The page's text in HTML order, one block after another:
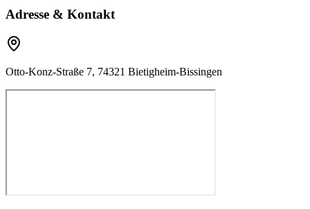
Adresse & Kontakt
Otto-Konz-Straße 7, 74321 Bietigheim-Bissingen